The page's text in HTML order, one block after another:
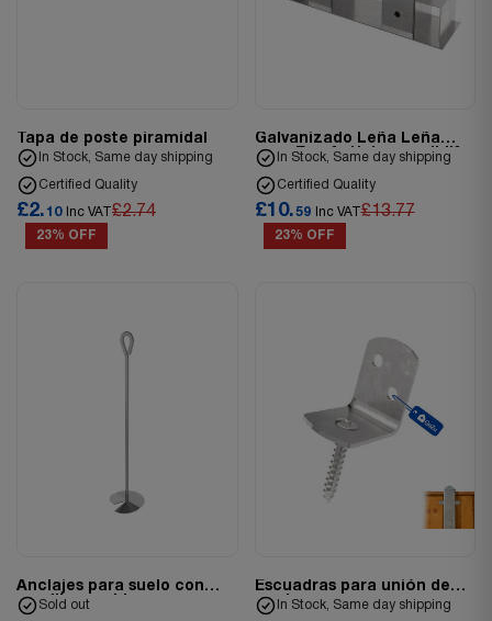
Tapa de poste piramidal
In Stock, Same day shipping
Certified Quality
£2. 10 Inc VAT £2.74
23% OFF
Galvanizado Leña Leña
para Estufa Holzstapelhilfe
Madera
In Stock, Same day shipping
Certified Quality
£10.59 Inc VAT£13.77
23% OFF
Anclajes para suelo con
tornillo estable
Sold out
Escuadras para unión de
madera
In Stock, Same day shipping